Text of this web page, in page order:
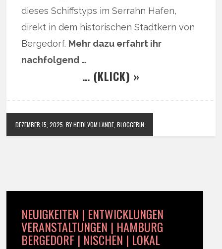
dieses Schiffstyps im Serrahn Hafen,
direkt in dem historischen Stadtkern von
Bergedorf. Mehr dazu erfahrt ihr
nachfolgend …
… (KLICK) »
DEZEMBER 15, 2025 BY HEIDI VOM LANDE, BLOGGERIN
NEUIGKEITEN | ENTWICKLUNGEN
VERANSTALTUNGEN | HAMBURG
BERGEDORF | NISCHEN | LOKAL